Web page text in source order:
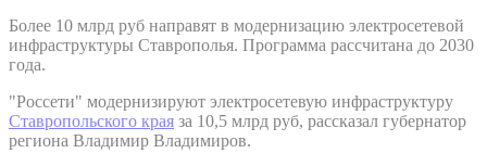
Более 10 млрд руб направят в модернизацию электросетевой
инфраструктуры Ставрополья. Программа рассчитана до 2030
года.
"Россети" модернизируют электросетевую инфраструктуру
Ставропольского края за 10,5 млрд руб, рассказал губернатор
региона Владимир Владимиров.